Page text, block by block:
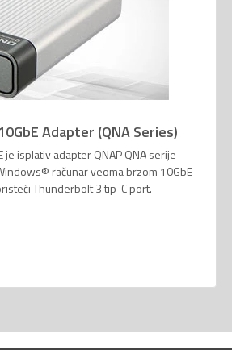
Adapter (QNA Series)
isplativ adapter QNAP QNA serije
računar veoma brzom 10GbE
Thunderbolt 3 tip-C port.